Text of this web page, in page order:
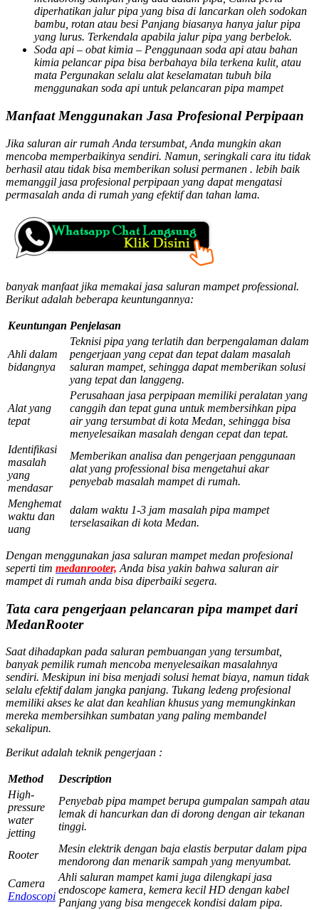
diperhatikan jalur pipa yang bisa di lancarkan oleh sodokan
bambu, rotan atau besi Panjang biasanya hanya jalur pipa
yang lurus. Terkendala apabila jalur pipa yang berbelok.
Soda api – obat kimia – Penggunaan soda api atau bahan
kimia pelancar pipa bisa berbahaya bila terkena kulit, atau
mata Pergunakan selalu alat keselamatan tubuh bila
menggunakan soda api untuk pelancaran pipa mampet
Manfaat Menggunakan Jasa Profesional Perpipaan
Jika saluran air rumah Anda tersumbat, Anda mungkin akan
mencoba memperbaikinya sendiri. Namun, seringkali cara itu tidak
berhasil atau tidak bisa memberikan solusi permanen . lebih baik
memanggil jasa profesional perpipaan yang dapat mengatasi
permasalah anda di rumah yang efektif dan tahan lama.
banyak manfaat jika memakai jasa saluran mampet professional.
Berikut adalah beberapa keuntungannya:
Keuntungan Penjelasan
Ahli dalam
bidangnya
Teknisi pipa yang terlatih dan berpengalaman dalam
pengerjaan yang cepat dan tepat dalam masalah
saluran mampet, sehingga dapat memberikan solusi
yang tepat dan langgeng.
Alat yang
tepat
Perusahaan jasa perpipaan memiliki peralatan yang
canggih dan tepat guna untuk membersihkan pipa
air yang tersumbat di kota Medan, sehingga bisa
menyelesaikan masalah dengan cepat dan tepat.
Identifikasi
masalah
yang
mendasar
Memberikan analisa dan pengerjaan penggunaan
alat yang professional bisa mengetahui akar
penyebab masalah mampet di rumah.
Menghemat
waktu dan
uang
dalam waktu 1-3 jam masalah pipa mampet
terselasaikan di kota Medan.
Dengan menggunakan jasa saluran mampet medan profesional
seperti tim medanrooter, Anda bisa yakin bahwa saluran air
mampet di rumah anda bisa diperbaiki segera.
Tata cara pengerjaan pelancaran pipa mampet dari
MedanRooter
Saat dihadapkan pada saluran pembuangan yang tersumbat,
banyak pemilik rumah mencoba menyelesaikan masalahnya
sendiri. Meskipun ini bisa menjadi solusi hemat biaya, namun tidak
selalu efektif dalam jangka panjang. Tukang ledeng profesional
memiliki akses ke alat dan keahlian khusus yang memungkinkan
mereka membersihkan sumbatan yang paling membandel
sekalipun.
Berikut adalah teknik pengerjaan :
Method
Description
High-
pressure
water
jetting
Penyebab pipa mampet berupa gumpalan sampah atau
lemak di hancurkan dan di dorong dengan air tekanan
tinggi.
Rooter
Mesin elektrik dengan baja elastis berputar dalam pipa
mendorong dan menarik sampah yang menyumbat.
Camera
Endoscopi
Ahli saluran mampet kami juga dilengkapi jasa
endoscope kamera, kemera kecil HD dengan kabel
Panjang yang bisa mengecek kondisi dalam pipa.